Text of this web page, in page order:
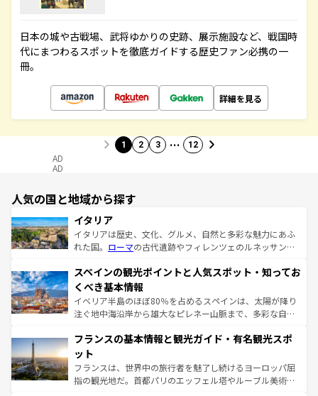
日本の城や古戦場、武将ゆかりの史跡、展示施設など、戦国時
代にまつわるスポットを徹底ガイドする歴史ファン必携の一
冊。
詳細を見る
1 2 3 … 12
AD
AD
人気の国と地域から探す
イタリア
イタリアは歴史、文化、グルメ、自然と多彩な魅力にあふ
れた国。 ローマの古代遺跡やフィレンツェのルネッサンス
ろん、トスカーナの美しい田園風景やアマルフィ海岸の絶
景など、自然景観も見逃せない。観光の合間には、本場の
ピザやパスタなど、絶品のイタリア料理を堪能することも
できる。朝目覚めてから夜眠るまで、すべての瞬間を楽し
なお、新着のイタリア情報はコンテンツ一覧を参照してほ
しい。
スペインの観光ポイントと人気スポット・知ってお
くべき基本情報
イベリア半島のほぼ80％を占めるスペインは、太陽が降り
注ぐ地中海沿岸から雄大なピレネー山脈まで、多彩な自然
文化が根付くこの国では、情熱的なフラメンコ、熱気あふ
れる闘牛、そして美味しいタパスが生活の一部となってい
る。首都マドリードの洗練された雰囲気や、バルセロナの
アートに溢れた街角から、地方では古代ローマ遺跡や中世
フランスの基本情報と観光ガイド・有名観光スポ
ット
フランスは、世界中の旅行者を魅了し続けるヨーロッパ屈
指の観光地だ。首都パリのエッフェル塔やルーブル美術館